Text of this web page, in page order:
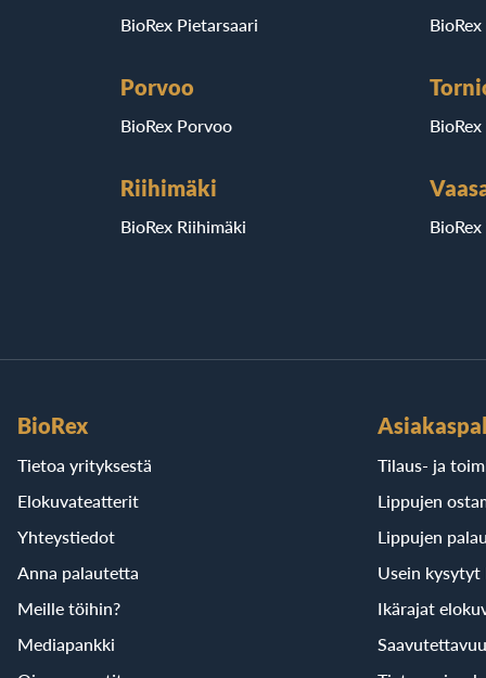
BioRex Pietarsaari
Porvoo
BioRex Porvoo
Riihimäki
BioRex Riihimäki BioRex
BioRex
Tietoa yrityksestä
Elokuvateatterit
Yhteystiedot
Anna palautetta
Meille töihin?
Mediapankki
Tilaus- ja
Lippujen
Lippujen
Usein kysytyt
Ikärajat